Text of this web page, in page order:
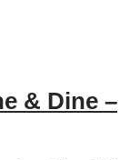
& Dine –